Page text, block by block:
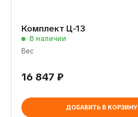
Комплект Ц-13
В наличии
Вес
16 847 ₽
ДОБАВИТЬ В КОРЗИНУ